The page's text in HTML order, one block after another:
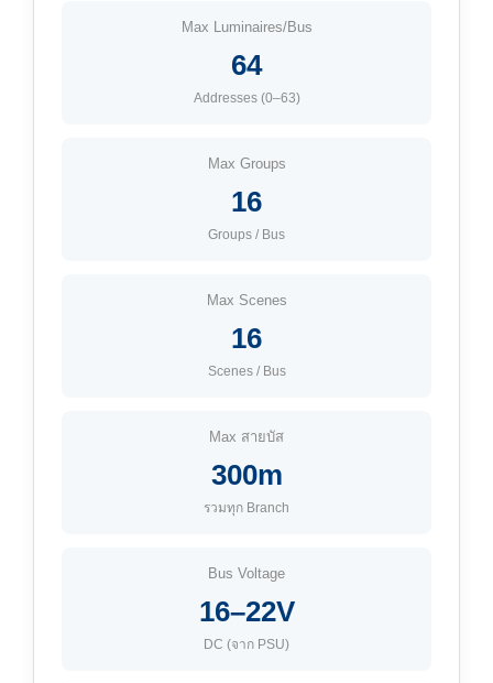
Max Luminaires/Bus
64
Addresses (0–63)
Max Groups
16
Groups / Bus
Max Scenes
16
Scenes / Bus
Max สายบัส
300m
รวมทุก Branch
Bus Voltage
16–22V
DC (จาก PSU)